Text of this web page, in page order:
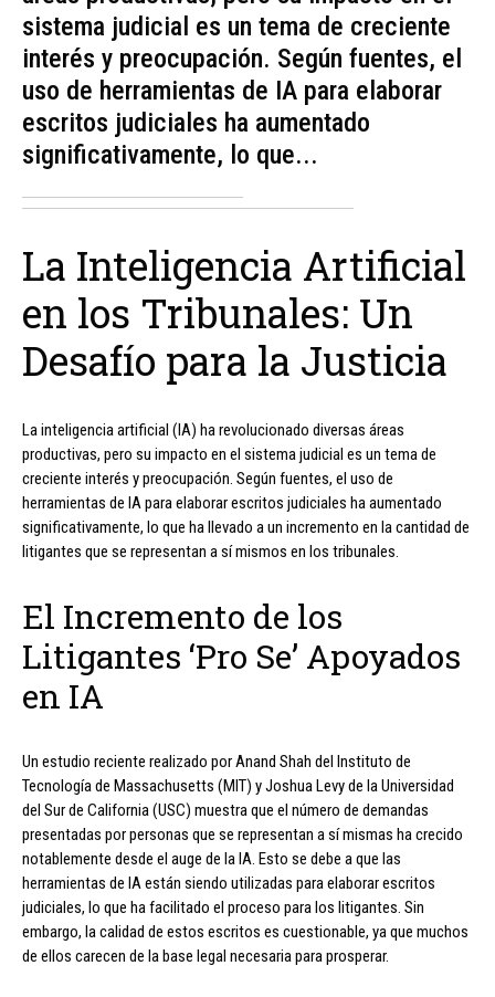
sistema judicial es un tema de creciente
interés y preocupación. Según fuentes, el
uso de herramientas de IA para elaborar
escritos judiciales ha aumentado
significativamente, lo que...
La Inteligencia Artificial
en los Tribunales: Un
Desafío para la Justicia
La inteligencia artificial (IA) ha revolucionado diversas áreas
productivas, pero su impacto en el sistema judicial es un tema de
creciente interés y preocupación. Según fuentes, el uso de
herramientas de IA para elaborar escritos judiciales ha aumentado
significativamente, lo que ha llevado a un incremento en la cantidad de
litigantes que se representan a sí mismos en los tribunales.
El Incremento de los
Litigantes ‘Pro Se’ Apoyados
en IA
Un estudio reciente realizado por Anand Shah del Instituto de
Tecnología de Massachusetts (MIT) y Joshua Levy de la Universidad
del Sur de California (USC) muestra que el número de demandas
presentadas por personas que se representan a sí mismas ha crecido
notablemente desde el auge de la IA. Esto se debe a que las
herramientas de IA están siendo utilizadas para elaborar escritos
judiciales, lo que ha facilitado el proceso para los litigantes. Sin
embargo, la calidad de estos escritos es cuestionable, ya que muchos
de ellos carecen de la base legal necesaria para prosperar.